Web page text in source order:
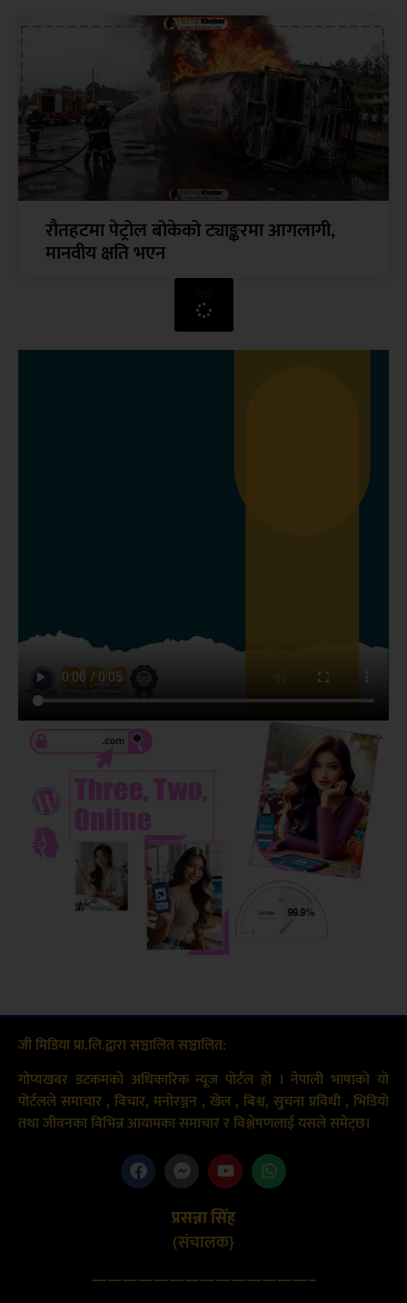
रौतहटमा पेट्रोल बोकेको ट्याङ्करमा आगलागी,
मानवीय क्षति भएन
जी मिडिया प्रा.लि.द्वारा सञ्चालित सञ्चालित:
गोप्यखबर डटकमको अधिकारिक न्यूज पोर्टल हो । नेपाली भाषाको यो
पोर्टलले समाचार , विचार, मनोरञ्जन , खेल , बिश्व, सुचना प्रविधी , भिडियो
तथा जीवनका विभिन्न आयामका समाचार र विश्लेषणलाई यसले समेट्छ।
प्रसन्ना सिंह
(संचालक}
——————————————–